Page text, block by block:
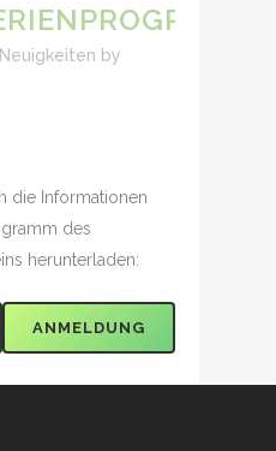
Neuigkeiten by
die Informationen
des
herunterladen:
ANMELDUNG